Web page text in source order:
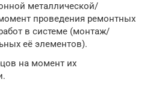
металлической/
проведения ремонтных
в системе (монтаж/
её элементов).
на момент их